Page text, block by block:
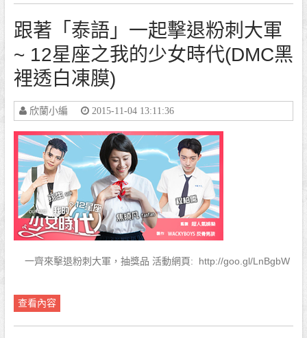
跟著「泰語」一起擊退粉刺大軍
~ 12星座之我的少女時代(DMC黑
裡透白凍膜)
欣蘭小編 2015-11-04 13:11:36
一齊來擊退粉刺大軍，抽獎品 活動網頁: http://goo.gl/LnBgbW
查看內容